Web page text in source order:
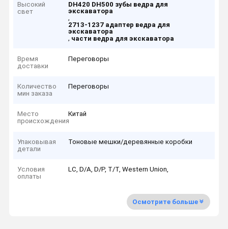
Высокий
свет
DH420 DH500 зубы ведра для
экскаватора
,
2713-1237 адаптер ведра для
экскаватора
, части ведра для экскаватора
Время
доставки
Переговоры
Количество
мин заказа
Переговоры
Место
происхождения
Китай
Упаковывая
детали
Тоновые мешки/деревянные коробки
Условия
оплаты
LC, D/A, D/P, T/T, Western Union,
Осмотрите больше